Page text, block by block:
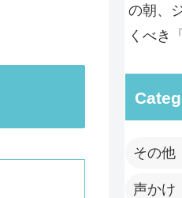
の朝、
くべき
その他
声かけ